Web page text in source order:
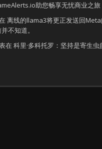
助您畅享无忧商业之旅
离线的llama3将更正发送回Meta
不知道。
在 科里·多科托罗：坚持是寄生虫